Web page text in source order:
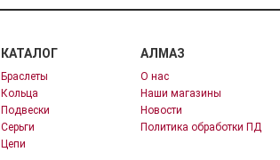
КАТАЛОГ
Браслеты
Кольца
Подвески
Серьги
Цепи
АЛМАЗ
О нас
Наши магазины
Новости
Политика обработки ПД